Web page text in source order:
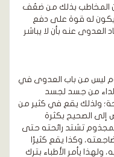
المخاطب بذلك من ضعُف
يكون له قوة على دفع
العدوى عنه بأن لا يباشر
ليس من باب العدوى في
من جسد لجسد
ولذلك يقع في كثير من
إلى الصحيح بكثرة
تشتد رائحته حتى
وكذا يقع كثيرًا
ولهذا يأمر الأطباء بترك